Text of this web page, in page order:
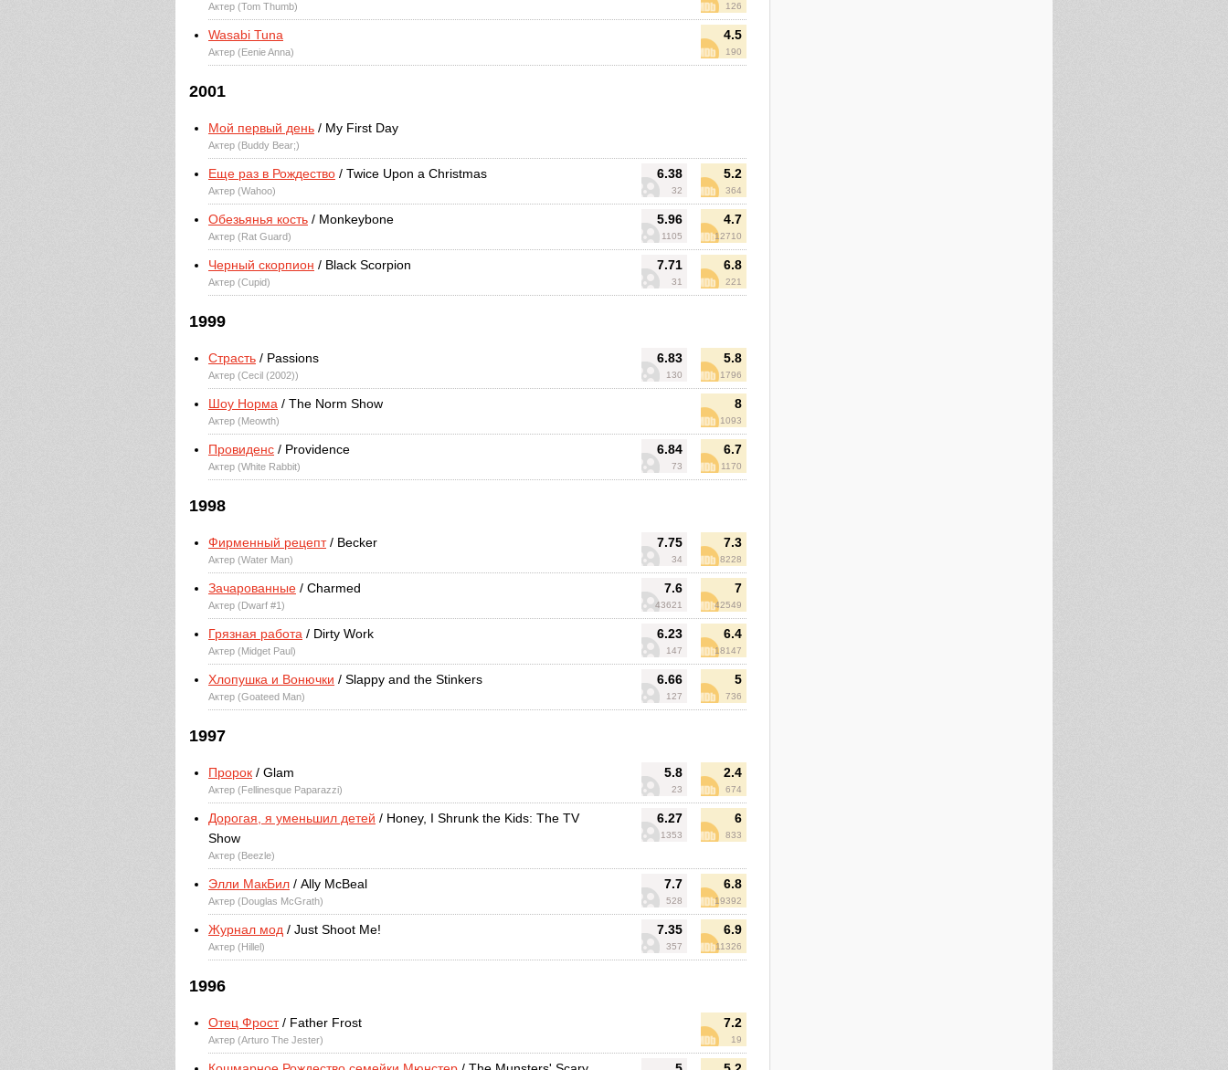
126
Актер (Tom Thumb)
4.5
190
Wasabi Tuna
Актер (Eenie Anna)
2001
Мой первый день / My First Day
Актер (Buddy Bear;)
6.38
32
5.2
364
Еще раз в Рождество / Twice Upon a Christmas
Актер (Wahoo)
5.96
1105
4.7
12710
Обезьянья кость / Monkeybone
Актер (Rat Guard)
7.71
31
6.8
221
Черный скорпион / Black Scorpion
Актер (Cupid)
1999
6.83
130
5.8
1796
Страсть / Passions
Актер (Cecil (2002))
8
1093
Шоу Норма / The Norm Show
Актер (Meowth)
6.84
73
6.7
1170
Провиденс / Providence
Актер (White Rabbit)
1998
7.75
34
7.3
8228
Фирменный рецепт/ Becker
Актер (Water Man)
7.6
43621
7
42549
Зачарованные / Charmed
Актер (Dwarf #1)
6.23
147
6.4
18147
Грязная работа / Dirty Work
Актер (Midget Paul)
6.66
127
5
736
Хлопушка и Вонючки / Slappy and the Stinkers
Актер (Goateed Man)
1997
5.8
23
2.4
674
Пророк / Glam
Актер (Fellinesque Paparazzi)
6.27
1353
6
833
Дорогая, я уменьшил детей / Honey, I Shrunk the Kids: The TV
Show
Актер (Beezle)
7.7
528
6.8
19392
Элли МакБил / Ally McBeal
Актер (Douglas McGrath)
7.35
357
6.9
11326
Журнал мод / Just Shoot Me!
Актер (Hillel)
1996
7.2
19
Отец Фрост/ Father Frost
Актер (Arturo The Jester)